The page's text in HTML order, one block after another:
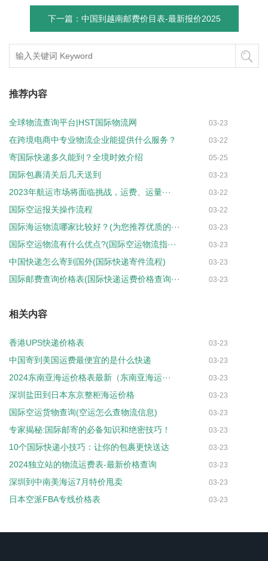
下一篇：中国到越南邮费价目表-最新报价2025
推荐内容
全球物流查询平台|HST国际物流网 03-23
在跨境电商中专业物流企业能提供什么服务？ 03-22
寄国际快递多久能到？全境时效介绍 05-25
国际包裹清关后几天送到 03-23
2023年航运市场将面临挑战，运费、运量··· 03-22
国际空运报关操作流程 03-22
国际海运物流哪家比较好？(为您推荐优质的··· 03-23
国际空运物流有什么优点?(国际空运物流指··· 03-23
中国快递怎么寄到国外(国际快递寄件流程) 03-23
国际邮费查询价格表(国际快递运费价格查询··· 03-23
相关内容
香港UPS快递价格表 03-23
中国寄到美国运费最便宜的是什么快递 03-23
2024东南亚海运价格表最新（东南亚海运··· 03-23
深圳盐田到日本东京整柜海运价格 03-23
国际空运货物查询(空运怎么查物流信息) 03-23
专家揭秘:国际邮寄的必备知识和绝密技巧！ 03-23
10个国际快递小技巧：让你的包裹更快送达 03-23
2024独立站的物流运费表-最新价格查询 03-23
深圳到中南美海运7月特价甩卖 03-23
日本空派FBA专线价格表 03-23